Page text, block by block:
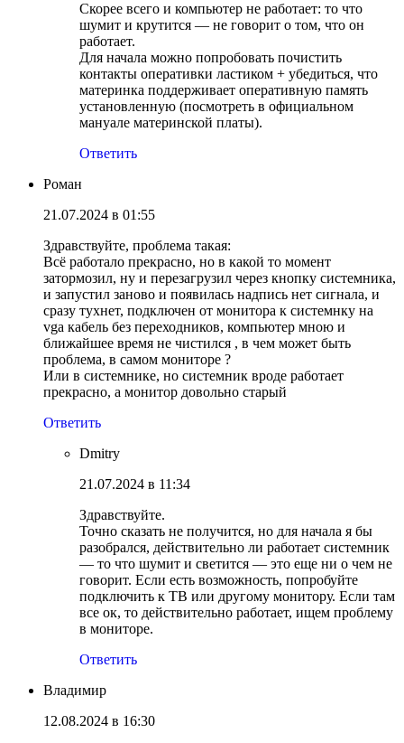
Скорее всего и компьютер не работает: то что
шумит и крутится — не говорит о том, что он
работает.
Для начала можно попробовать почистить
контакты оперативки ластиком + убедиться, что
материнка поддерживает оперативную память
установленную (посмотреть в официальном
мануале материнской платы).
Ответить
Роман
21.07.2024 в 01:55
Здравствуйте, проблема такая:
Всё работало прекрасно, но в какой то момент
затормозил, ну и перезагрузил через кнопку системника,
и запустил заново и появилась надпись нет сигнала, и
сразу тухнет, подключен от монитора к системнку на
vga кабель без переходников, компьютер мною и
ближайшее время не чистился , в чем может быть
проблема, в самом мониторе ?
Или в системнике, но системник вроде работает
прекрасно, а монитор довольно старый
Ответить
Dmitry
21.07.2024 в 11:34
Здравствуйте.
Точно сказать не получится, но для начала я бы
разобрался, действительно ли работает системник
— то что шумит и светится — это еще ни о чем не
говорит. Если есть возможность, попробуйте
подключить к ТВ или другому монитору. Если там
все ок, то действительно работает, ищем проблему
в мониторе.
Ответить
Владимир
12.08.2024 в 16:30